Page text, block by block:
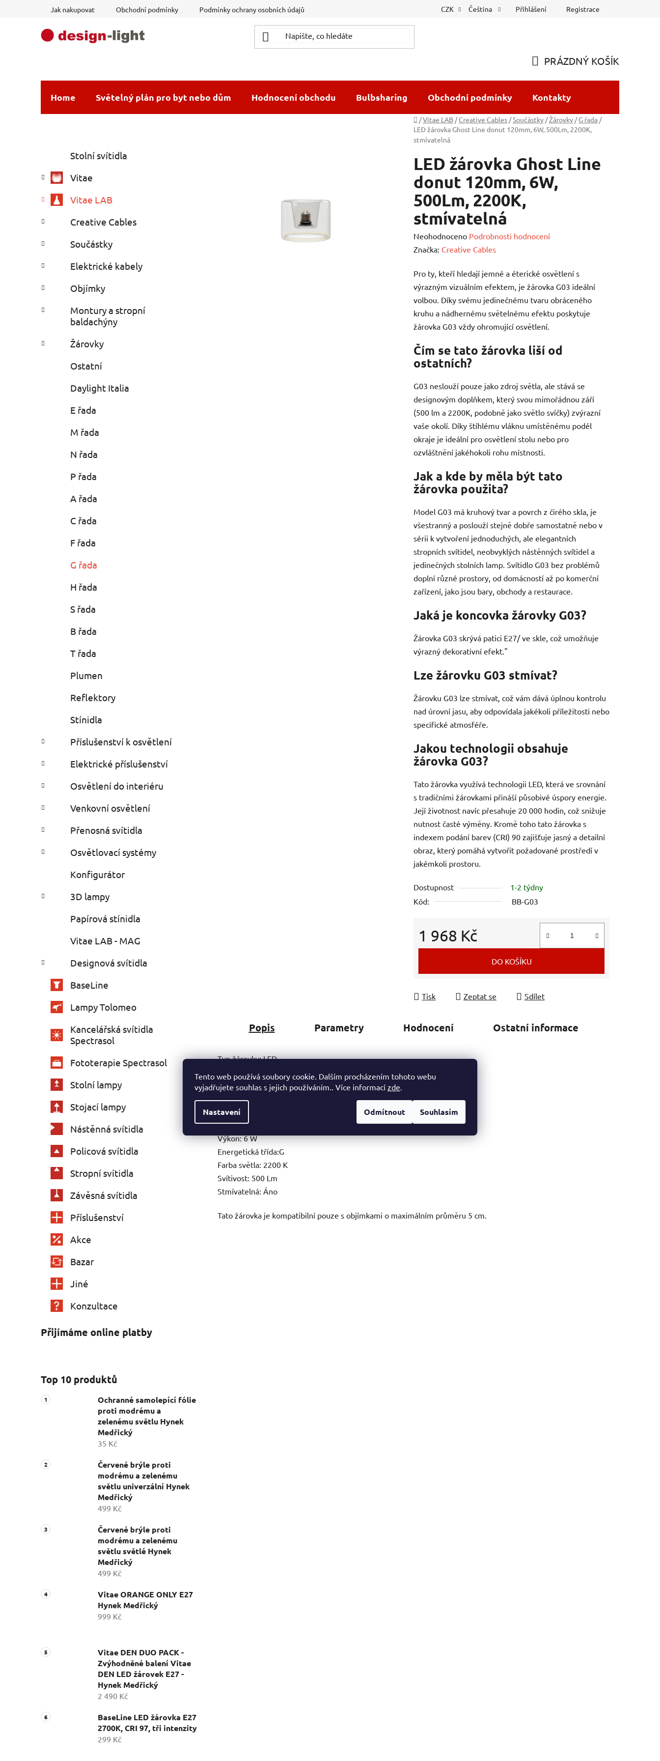
Tento web používá soubory cookie. Dalším procházením tohoto webu
vyjadřujete souhlas s jejich používáním.. Více informací zde.
Nastavení Odmítnout Souhlasím
Jak nakupovat Obchodní podmínky Podmínky ochrany osobních údajů CZK Čeština Přihlášení Registrace
KOŠÍK
PRÁZDNÝ KOŠÍK
Home Světelný plán pro byt nebo dům Hodnocení obchodu Bulbsharing Obchodní podmínky Kontakty
Domů
/Vitae LAB / Creative Cables /Součástky /Žárovky / G řada /
LED žárovka Ghost Line donut 120mm, 6W, 500Lm, 2200K,
stmívatelná
s
r
n
n
p
n
l
kategorie
e
o
i
Stolní svítidla
Vitae
Vitae LAB
Creative Cables
Součástky
Elektrické kabely
Objímky
Montury a stropní
baldachýny
Žárovky
Ostatní
Daylight Italia
E řada
M řada
N řada
P řada
A řada
C řada
F řada
G řada
H řada
S řada
B řada
T řada
Plumen
Reflektory
Stínidla
Příslušenství k osvětlení
Elektrické příslušenství
Osvětlení do interiéru
Venkovní osvětlení
Přenosná svítidla
Osvětlovací systémy
Konfigurátor
3D lampy
Papírová stínidla
Vitae LAB - MAG
Designová svítidla
BaseLine
Lampy Tolomeo
Kancelářská svítidla
Spectrasol
Fototerapie Spectrasol
Stolní lampy
Stojací lampy
Nástěnná svítidla
Policová svítidla
Stropní svítidla
Závěsná svítidla
Příslušenství
Akce
Bazar
Jiné
Konzultace
Přijímáme online platby
Top 10 produktů
Ochranné samolepící fólie
proti modrému a
zelenému světlu Hynek
Medřický
35 Kč
Červené brýle proti
modrému a zelenému
světlu univerzální Hynek
Medřický
499 Kč
Červené brýle proti
modrému a zelenému
světlu světlé Hynek
Medřický
499 Kč
Vitae ORANGE ONLY E27
Hynek Medřický
999 Kč
Vitae DEN DUO PACK -
Zvýhodněné balení Vitae
DEN LED žárovek E27 -
Hynek Medřický
2 490 Kč
BaseLine LED žárovka E27
2700K, CRI 97, tři intenzity
299 Kč
LED žárovka Ghost Line
donut 120mm, 6W,
500Lm, 2200K,
stmívatelná
Průměrné
hodnocení
je
0,0
z
5
hvězdiček.
Neohodnoceno Podrobnosti hodnocení
Značka: Creative Cables
Pro ty, kteří hledají jemné a éterické osvětlení s
výrazným vizuálním efektem, je žárovka G03 ideální
volbou. Díky svému jedinečnému tvaru obráceného
kruhu a nádhernému světelnému efektu poskytuje
žárovka G03 vždy ohromující osvětlení.
Čím se tato žárovka liší od
ostatních?
G03 neslouží pouze jako zdroj světla, ale stává se
designovým doplňkem, který svou mimořádnou září
(500 lm a 2200K, podobně jako světlo svíčky) zvýrazní
vaše okolí. Díky štíhlému vláknu umístěnému podél
okraje je ideální pro osvětlení stolu nebo pro
ozvláštnění jakéhokoli rohu místnosti.
Jak a kde by měla být tato
žárovka použita?
Model G03 má kruhový tvar a povrch z čirého skla, je
všestranný a poslouží stejně dobře samostatně nebo v
sérii k vytvoření jednoduchých, ale elegantních
stropních svítidel, neobvyklých nástěnných svítidel a
jedinečných stolních lamp. Svítidlo G03 bez problémů
doplní různé prostory, od domácností až po komerční
zařízení, jako jsou bary, obchody a restaurace.
Jaká je koncovka žárovky G03?
Žárovka G03 skrývá patici E27/ ve skle, což umožňuje
výrazný dekorativní efekt."
Lze žárovku G03 stmívat?
Žárovku G03 lze stmívat, což vám dává úplnou kontrolu
nad úrovní jasu, aby odpovídala jakékoli příležitosti nebo
specifické atmosféře.
Jakou technologii obsahuje
žárovka G03?
Tato žárovka využívá technologii LED, která ve srovnání
s tradičními žárovkami přináší působivé úspory energie.
Její životnost navíc přesahuje 20 000 hodin, což snižuje
nutnost časté výměny. Kromě toho tato žárovka s
indexem podání barev (CRI) 90 zajišťuje jasný a detailní
obraz, který pomáhá vytvořit požadované prostředí v
jakémkoli prostoru.
Dostupnost
1-2 týdny
Kód:
BB-G03
1 968 Kč
Měrná cena:
DO KOŠÍKU
Tisk Zeptat se Sdílet
Popis Parametry Hodnocení Ostatní informace
Typ žárovky: LED
Tvar: kruh
Závit: E27
Průměr: 120 mm
Délka: 90 mm
Napětí: 220-240 V
Výkon: 6 W
Energetická třída:G
Farba světla: 2200 K
Svítivost: 500 Lm
Stmívatelná: Áno
Tato žárovka je kompatibilní pouze s objímkami o maximálním průměru 5 cm.